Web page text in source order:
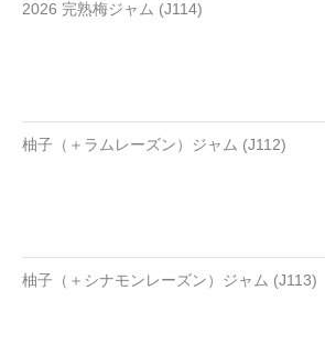
2026 完熟梅ジャム (J114)
柚子（＋ラムレーズン）ジャム (J112)
柚子（＋シナモンレーズン）ジャム (J113)